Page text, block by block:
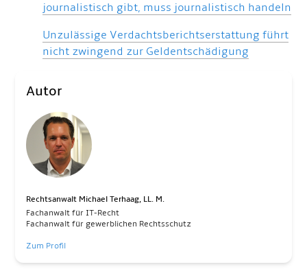
Autor
Rechtsanwalt Michael Terhaag, LL. M.
Fachanwalt für IT-Recht
Fachanwalt für gewerblichen Rechtsschutz
Zum Profil
journalistisch gibt, muss journalistisch handeln
Unzulässige Verdachtsberichtserstattung führt
nicht zwingend zur Geldentschädigung